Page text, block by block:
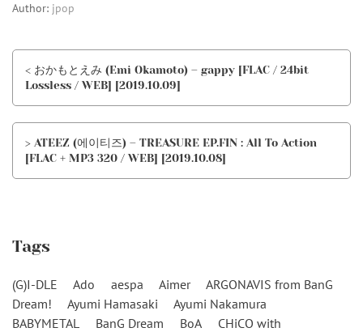
Author: jpop
< おかもとえみ (Emi Okamoto) – gappy [FLAC / 24bit
Lossless / WEB] [2019.10.09]
> ATEEZ (에이티즈) – TREASURE EP.FIN : All To Action
[FLAC + MP3 320 / WEB] [2019.10.08]
Tags
(G)I-DLE Ado aespa Aimer
ARGONAVIS from BanG
Dream!
Ayumi Hamasaki
Ayumi Nakamura
BABYMETAL
BanG Dream BoA
CHiCO with